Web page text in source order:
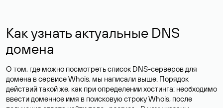
Как узнать актуальные DNS
домена
О том, где можно посмотреть список DNS-серверов для
домена в сервисе Whois, мы написали выше. Порядок
действий такой же, как при определении хостинга: необходимо
ввести доменное имя в поисковую строку Whois, после